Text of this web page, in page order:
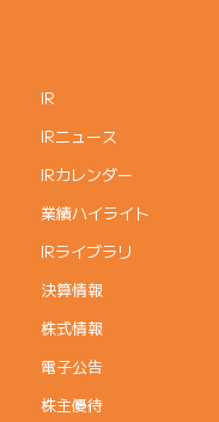
IR
IRニュース
IRカレンダー
業績ハイライト
IRライブラリ
決算情報
株式情報
電子公告
株主優待